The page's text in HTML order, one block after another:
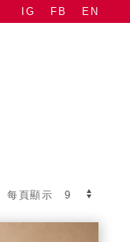
IG FB EN
每頁顯示